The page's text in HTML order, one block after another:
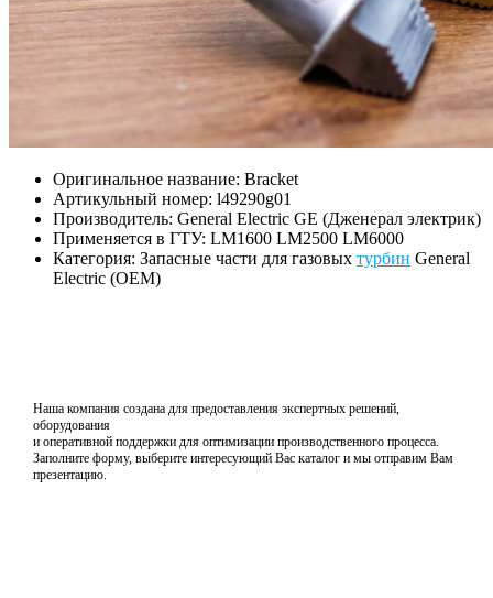
Оригинальное название: Bracket
Артикульный номер: l49290g01
Производитель: General Electric GE (Дженерал электрик)
Применяется в ГТУ: LM1600 LM2500 LM6000
Категория: Запасные части для газовых турбин General
Electric (OEM)
Наша компания создана для предоставления экспертных решений,
оборудования
и оперативной поддержки для оптимизации производственного процесса.
Заполните форму, выберите интересующий Вас каталог и мы отправим Вам
презентацию.